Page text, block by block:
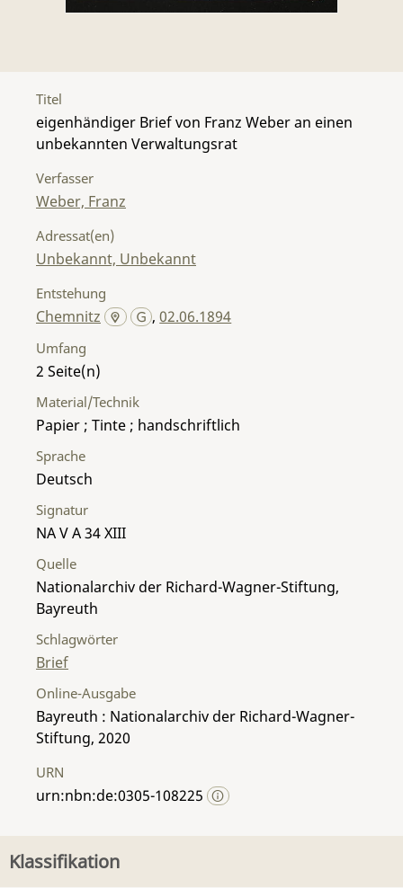
Titel
eigenhändiger Brief von Franz Weber an einen
unbekannten Verwaltungsrat
Verfasser
Weber, Franz
Adressat(en)
Unbekannt, Unbekannt
Entstehung
Chemnitz ,02.06.1894
Umfang
2
Material/Technik
Papier ; Tinte ; handschriftlich
Sprache
Deutsch
Signatur
NA V A 34 XIII
Quelle
Nationalarchiv der Richard-Wagner-Stiftung,
Bayreuth
Schlagwörter
Brief
Online-Ausgabe
Bayreuth : Nationalarchiv der Richard-Wagner-
Stiftung, 2020
URN
urn:nbn:de:0305-108225
Klassifikation